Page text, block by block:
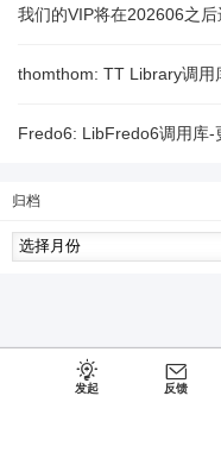
我们的VIP将在202606之
thomthom: TT Library调用
Fredo6: LibFredo6调用库-
归档
发起 反馈